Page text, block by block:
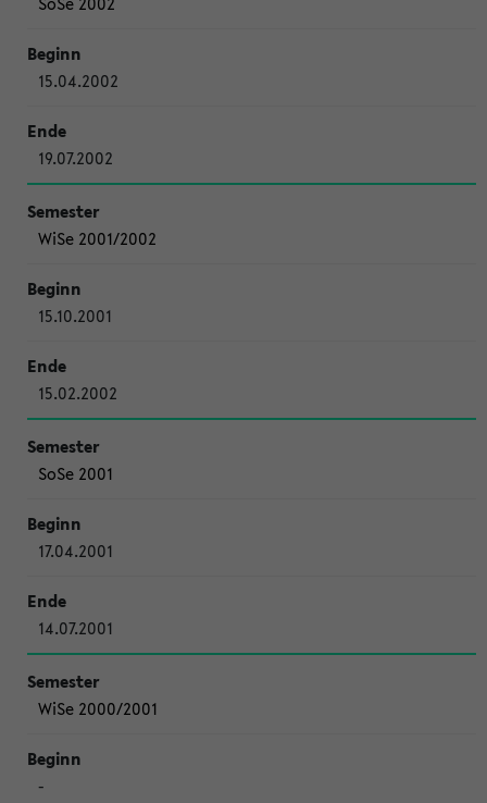
15.04.2002
19.07.2002
WiSe 2001/2002
15.10.2001
15.02.2002
SoSe 2001
17.04.2001
14.07.2001
WiSe 2000/2001
-